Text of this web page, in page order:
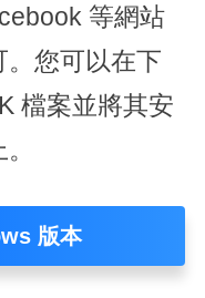
等網站
您可以在下
檔案並將其安
版本